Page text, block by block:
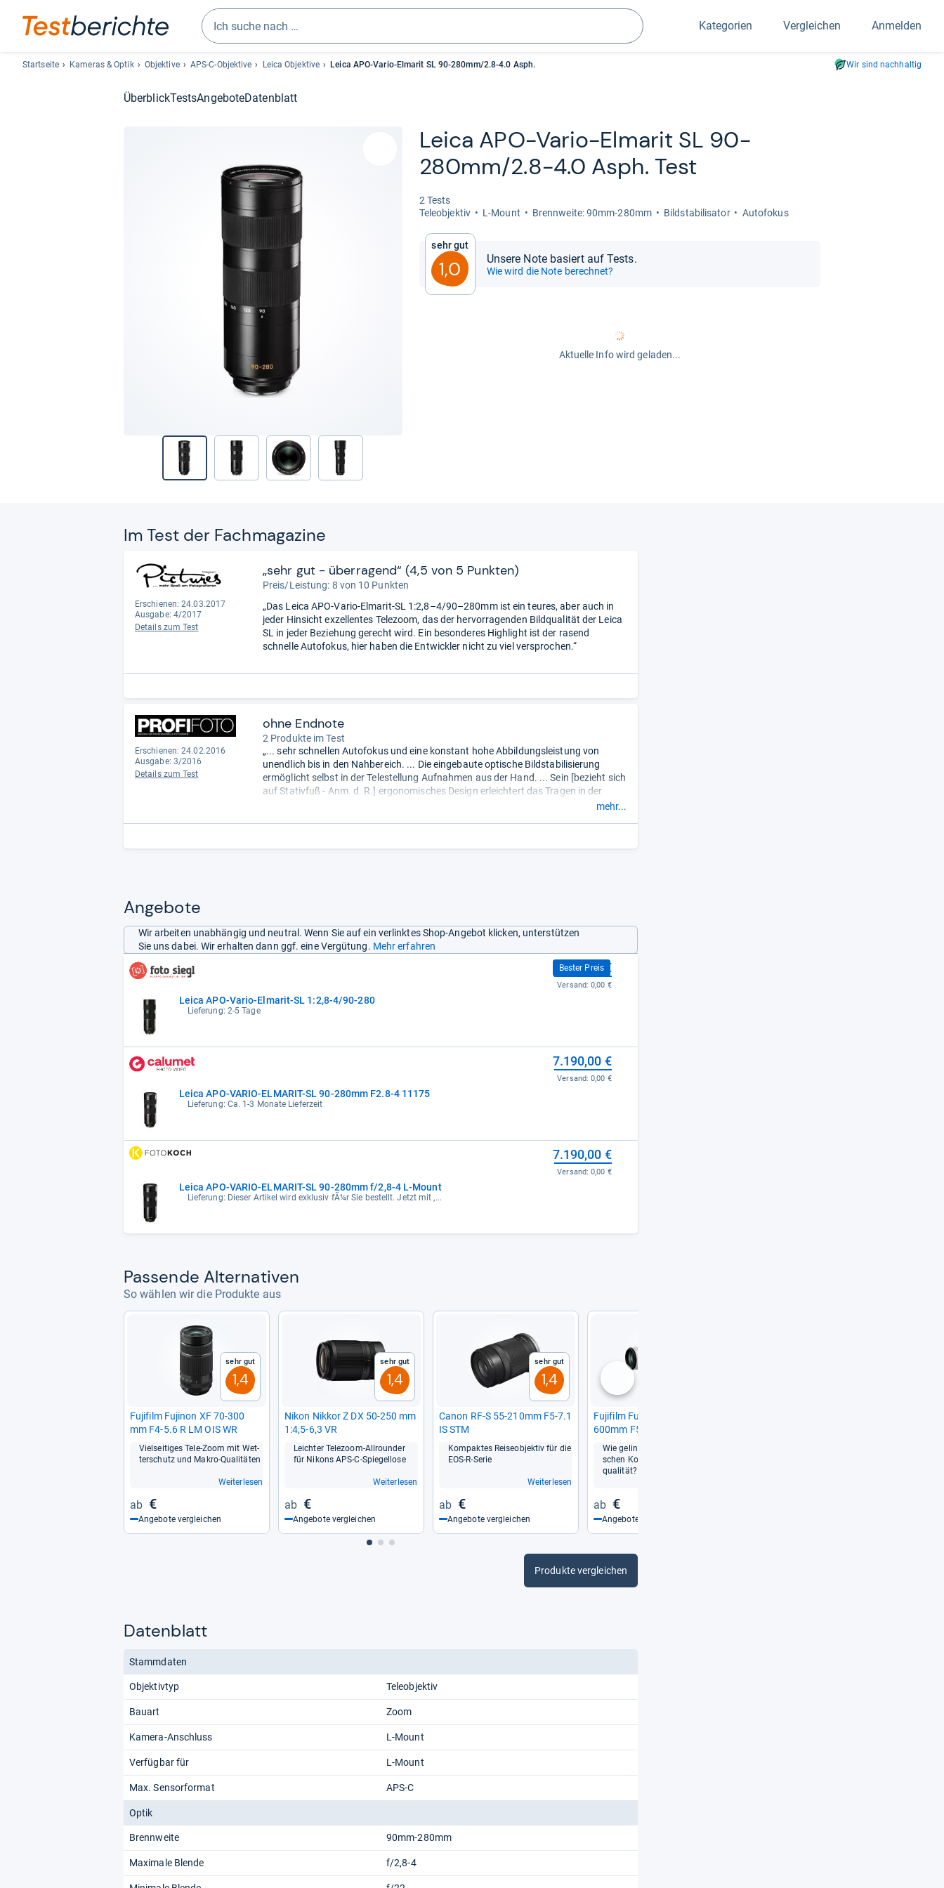
Suchen
Sie
drei
automatisch
lassen
Pfeiltasten
Kategorien Vergleichen Anmelden
Startseite Kameras & Optik Objektive APS-C-Objektive Leica Objektive Leica APO-Vario-Elmarit SL 90-280mm/2.8-4.0 Asph. Wir sind nachhaltig
ÜberblickTestsAngeboteDatenblatt
Leica APO-​Vario-​Elma­rit SL 90-​
280mm/2.8-​4.0 Asph. Test
2 Tests
Tele­ob­jek­tiv
L-​Mount Brenn­weite: 90mm-​280mm Bild­sta­bi­li­sa­tor Auto­fo­kus
Sehr gut
1,0 Unsere Note basiert auf Tests.
Wie wird die Note berechnet?
Aktuelle Info wird geladen...
Im Test der Fach­ma­ga­zine
Erschienen: 24.03.2017
Ausgabe: 4/2017
Details zum Test
„sehr gut - überragend“ (4,5 von 5 Punkten)
Preis/Leistung: 8 von 10 Punkten
„Das Leica APO-Vario-Elmarit-SL 1:2,8–4/90–280mm ist ein teures, aber auch in
jeder Hinsicht exzellentes Telezoom, das der hervorragenden Bildqualität der Leica
SL in jeder Beziehung gerecht wird. Ein besonderes Highlight ist der rasend
schnelle Autofokus, hier haben die Entwickler nicht zu viel versprochen.“
Erschienen: 24.02.2016
Ausgabe: 3/2016
Details zum Test
ohne Endnote
2 Produkte im Test
„... sehr schnellen Autofokus und eine konstant hohe Abbildungsleistung von
unendlich bis in den Nahbereich. ... Die eingebaute optische Bildstabilisierung
ermöglicht selbst in der Telestellung Aufnahmen aus der Hand. ... Sein [bezieht sich
auf Stativfuß - Anm. d. R.] ergonomisches Design erleichtert das Tragen in der
mehr...
Angebote
Wir arbeiten unabhängig und neutral. Wenn Sie auf ein verlinktes Shop-Angebot klicken, unterstützen
Sie uns dabei. Wir erhalten dann ggf. eine Vergütung. Mehr erfahren
Leica APO-Vario-Elmarit-SL 1:2,8-4/90-280
Lieferung: 2-5 Tage
Bester Preis
6.990,00 €
Versand:0,00 €
Leica APO-VARIO-ELMARIT-SL 90-280mm F2.8-4 11175
Lieferung: Ca. 1-3 Monate Lieferzeit
7.190,00 €
Versand:0,00 €
Leica APO-VARIO-ELMARIT-SL 90-280mm f/2,8-4 L-Mount
Lieferung: Dieser Artikel wird exklusiv fÃ¼r Sie bestellt. Jetzt mit ,...
7.190,00 €
Versand:0,00 €
Pas­sende Alter­na­ti­ven
So wählen wir die Produkte aus
Sehr gut
1,4
Fuji­film Fuji­non XF 70-​300
mm F4-​5.6 R LM OIS WR
Viel­sei­ti­ges Tele-​Zoom mit Wet­
ter­schutz und Makro-​Qua­li­tä­ten
Weiterlesen
€
Angebote vergleichen
Sehr gut
1,4
Nikon Nik­kor Z DX 50-​250 mm
1:4,5-​6,3 VR
Leich­ter Tele­zoom-​All­roun­der
für Nikons APS-​C-​Spie­gel­lose
Weiterlesen
€
Angebote vergleichen
Sehr gut
1,4
Canon RF-​S 55-​210mm F5-​7.1
IS STM
Kom­pak­tes Rei­se­ob­jek­tiv für die
EOS-​R-​Serie
Weiterlesen
€
Angebote vergleichen
Fuji­film Fuji­non XF 150-​
600mm F5,6-​8 R LM OIS WR
Wie gelingt der Spa­gat zwi­
schen Kom­pakt und hoher Bild­
qua­li­tät?
€
Angebote vergleichen
nächste
Produkte vergleichen
Datenblatt
Stammdaten
Objektivtyp Teleobjektiv
Bauart Zoom
Kamera-Anschluss L-Mount
Verfügbar für L-Mount
Max. Sensorformat APS-C
Optik
Brennweite 90mm-280mm
Maximale Blende f/2,8-4